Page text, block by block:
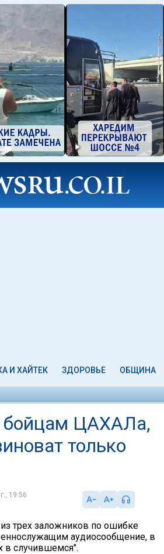
И ХАЙТЕК ЗДОРОВЬЕ ОБЩИНА
бойцам ЦАХАЛа,
только
19:56
трех заложников по ошибке
аудиосообщение, в
в случившемся".